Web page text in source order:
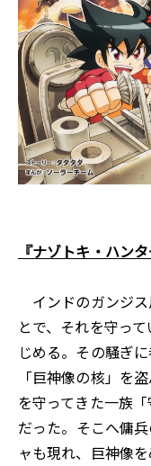
『ナゾトキ・ハン
インドのガンジ
とで、それを守っ
じめる。その騒ぎ
「巨神像の核」を
を守ってきた一族
だった――。そこへ傭
ャも現れ、巨神像